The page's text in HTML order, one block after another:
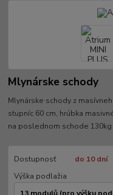
Mlynárske schody
Mlynárske schody z
stupníc 60 cm, hrúbka
na poslednom schode 130kg
Dostupnosť
do 10 dní
Výška podlažia